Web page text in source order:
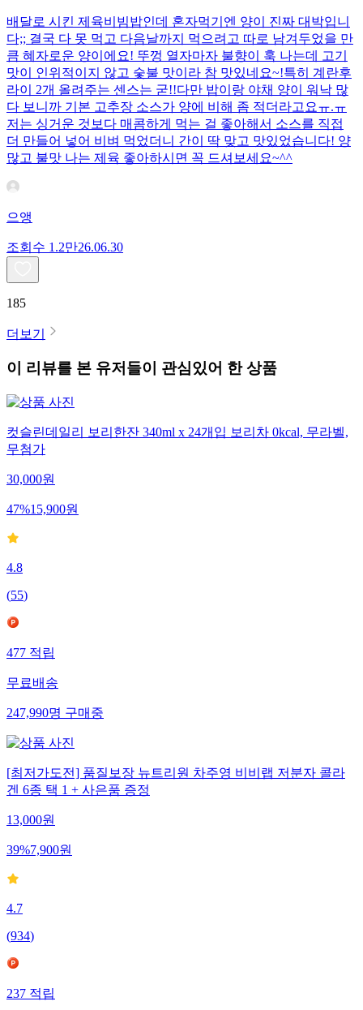
배달로 시킨 제육비빔밥인데 혼자먹기엔 양이 진짜 대박입니
다;; 결국 다 못 먹고 다음날까지 먹으려고 따로 남겨두었을 만
큼 혜자로운 양이에요! 뚜껑 열자마자 불향이 훅 나는데 고기
맛이 인위적이지 않고 숯불 맛이라 참 맛있네요~!특히 계란후
라이 2개 올려주는 센스는 굳!! ​다만 밥이랑 야채 양이 워낙 많
다 보니까 기본 고추장 소스가 양에 비해 좀 적더라고요ㅠ.ㅠ
저는 싱거운 것보다 매콤하게 먹는 걸 좋아해서 소스를 직접
더 만들어 넣어 비벼 먹었더니 간이 딱 맞고 맛있었습니다! 양
많고 불맛 나는 제육 좋아하시면 꼭 드셔보세요~^^
으앵
조회수 1.2만26.06.30
185
더보기
이 리뷰를 본 유저들이 관심있어 한 상품
컷슬린데일리 보리한잔 340ml x 24개입 보리차 0kcal, 무라벨,
무첨가
30,000원
47%15,900원
4.8
(55)
477 적립
무료배송
247,990명 구매중
[최저가도전] 품질보장 뉴트리원 차주영 비비랩 저분자 콜라
겐 6종 택 1 + 사은품 증정
13,000원
39%7,900원
4.7
(934)
237 적립